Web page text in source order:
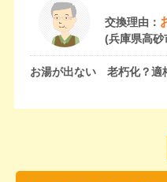
交換理由：
(兵庫県高砂
お湯が出ない 老朽化？適